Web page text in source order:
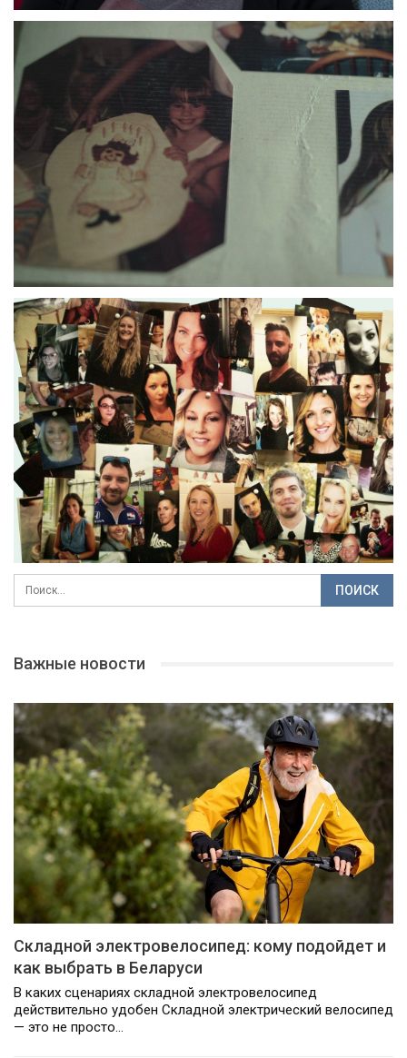
Важные новости
Складной электровелосипед: кому подойдет и
как выбрать в Беларуси
В каких сценариях складной электровелосипед
действительно удобен Складной электрический велосипед
— это не просто…